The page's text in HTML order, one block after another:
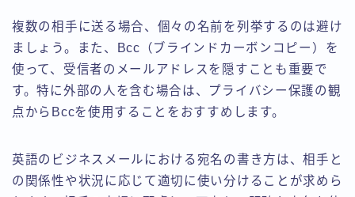
複数の相手に送る場合、個々の名前を列挙するのは避け
ましょう。また、Bcc（ブラインドカーボンコピー）を
使って、受信者のメールアドレスを隠すことも重要で
す。特に外部の人を含む場合は、プライバシー保護の観
点からBccを使用することをおすすめします。
英語のビジネスメールにおける宛名の書き方は、相手と
の関係性や状況に応じて適切に使い分けることが求めら